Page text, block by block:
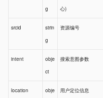
g
心)
srcid
strin
g
资源编号
intent
obje
ct
搜索意图参数
location
obje
用户定位信息